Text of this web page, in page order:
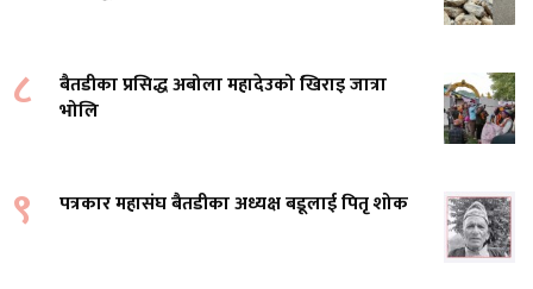
८
बैतडीका प्रसिद्ध अबोला महादेउको खिराइ जात्रा
भोलि
९ पत्रकार महासंघ बैतडीका अध्यक्ष बडूलाई पितृ शोक